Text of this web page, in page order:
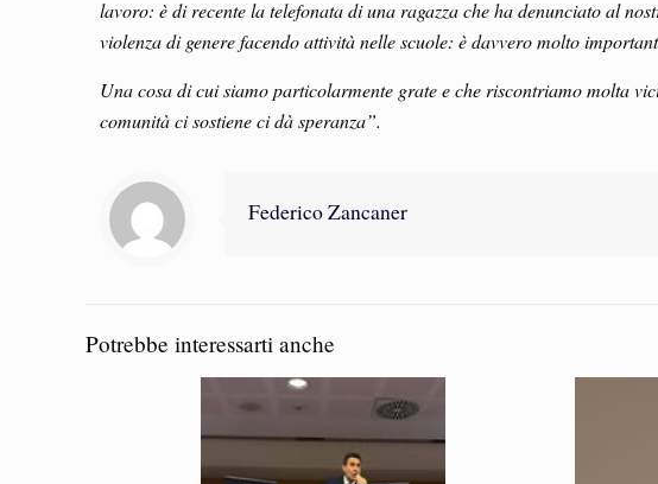
lavoro: è di recente la telefonata di una ragazza che ha denunciato al
violenza di genere facendo attività nelle scuole: è davvero molto
Una cosa di cui siamo particolarmente grate e che riscontriamo molta
comunità ci sostiene ci dà speranza”.
Federico Zancaner
Potrebbe interessarti anche